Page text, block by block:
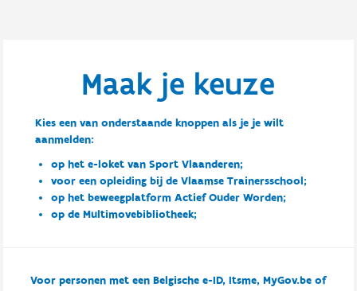
Maak je keuze
Kies een van onderstaande knoppen als je je wilt
aanmelden:
op het e-loket van Sport Vlaanderen;
voor een opleiding bij de Vlaamse Trainersschool;
op het beweegplatform Actief Ouder Worden;
op de Multimovebibliotheek;
Voor personen met een Belgische e-ID, Itsme, MyGov.be of